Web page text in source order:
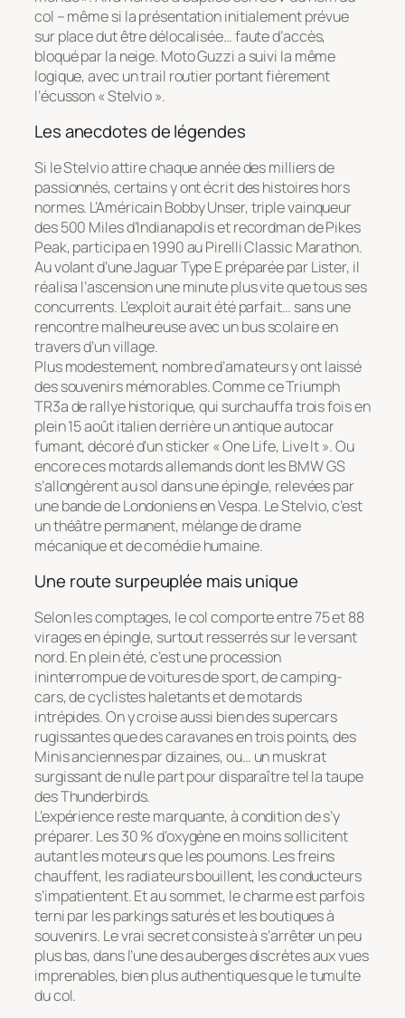
col – même si la présentation initialement prévue
sur place dut être délocalisée… faute d’accès,
bloqué par la neige. Moto Guzzi a suivi la même
logique, avec un trail routier portant fièrement
l’écusson « Stelvio ».
Les anecdotes de légendes
Si le Stelvio attire chaque année des milliers de
passionnés, certains y ont écrit des histoires hors
normes. L’Américain Bobby Unser, triple vainqueur
des 500 Miles d’Indianapolis et recordman de Pikes
Peak, participa en 1990 au Pirelli Classic Marathon.
Au volant d’une Jaguar Type E préparée par Lister, il
réalisa l’ascension une minute plus vite que tous ses
concurrents. L’exploit aurait été parfait… sans une
rencontre malheureuse avec un bus scolaire en
travers d’un village.
Plus modestement, nombre d’amateurs y ont laissé
des souvenirs mémorables. Comme ce Triumph
TR3a de rallye historique, qui surchauffa trois fois en
plein 15 août italien derrière un antique autocar
fumant, décoré d’un sticker « One Life, Live It ». Ou
encore ces motards allemands dont les BMW GS
s’allongèrent au sol dans une épingle, relevées par
une bande de Londoniens en Vespa. Le Stelvio, c’est
un théâtre permanent, mélange de drame
mécanique et de comédie humaine.
Une route surpeuplée mais unique
Selon les comptages, le col comporte entre 75 et 88
virages en épingle, surtout resserrés sur le versant
nord. En plein été, c’est une procession
ininterrompue de voitures de sport, de camping-
cars, de cyclistes haletants et de motards
intrépides. On y croise aussi bien des supercars
rugissantes que des caravanes en trois points, des
Minis anciennes par dizaines, ou… un muskrat
surgissant de nulle part pour disparaître tel la taupe
des Thunderbirds.
L’expérience reste marquante, à condition de s’y
préparer. Les 30 % d’oxygène en moins sollicitent
autant les moteurs que les poumons. Les freins
chauffent, les radiateurs bouillent, les conducteurs
s’impatientent. Et au sommet, le charme est parfois
terni par les parkings saturés et les boutiques à
souvenirs. Le vrai secret consiste à s’arrêter un peu
plus bas, dans l’une des auberges discrètes aux vues
imprenables, bien plus authentiques que le tumulte
du col.